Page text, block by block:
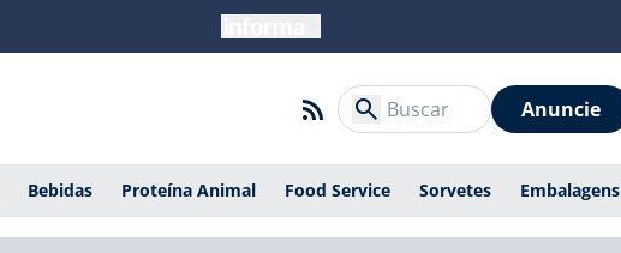
Anuncie
Bebidas Proteína Animal Food Service Sorvetes Embalagens